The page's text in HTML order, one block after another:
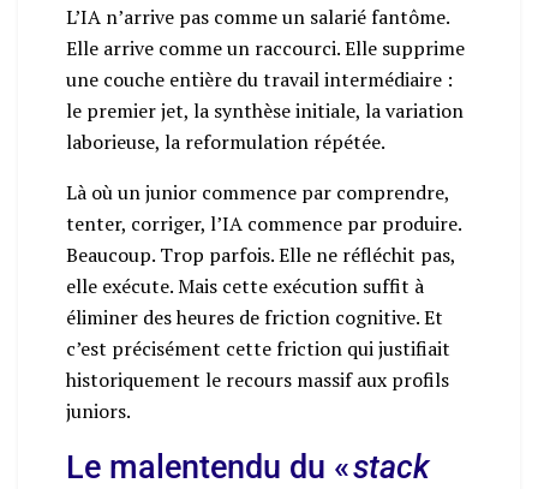
L’IA n’arrive pas comme un salarié fantôme.
Elle arrive comme un raccourci. Elle supprime
une couche entière du travail intermédiaire :
le premier jet, la synthèse initiale, la variation
laborieuse, la reformulation répétée.
Là où un junior commence par comprendre,
tenter, corriger, l’IA commence par produire.
Beaucoup. Trop parfois. Elle ne réfléchit pas,
elle exécute. Mais cette exécution suffit à
éliminer des heures de friction cognitive. Et
c’est précisément cette friction qui justifiait
historiquement le recours massif aux profils
juniors.
Le malentendu du «stack